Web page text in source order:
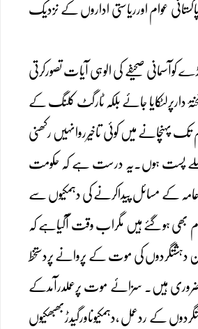
عوام اورریاستی اداروں کے نزدیک
صحیفے کی الوہی آیات تصورکرتی
دارپرلٹکایا جائے بلکہ ٹارگٹ کلنگ کے
تک پہنچانے میں کوئی تاخیرروانہیں رکھنی
پست ہوں۔یہ درست ہے کہ حکومت
عامہ کے مسائل پیداکرنے کی دہمکیوں سے
بھی ہوگئے ہیں مگراب وقت آگیاہے کہ
دہشتگردوں کی موت کے پروانے پردستخط
ہیں۔ سزائے موت پرعملدرآمدکے
کے ردعمل ،دہمکیوںاورگیدڑبھبھکیوں